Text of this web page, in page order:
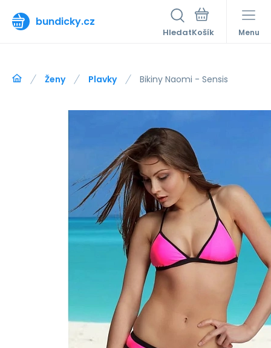
bundicky.cz
Hledat Menu
Ženy Plavky Bikiny Naomi - Sensis